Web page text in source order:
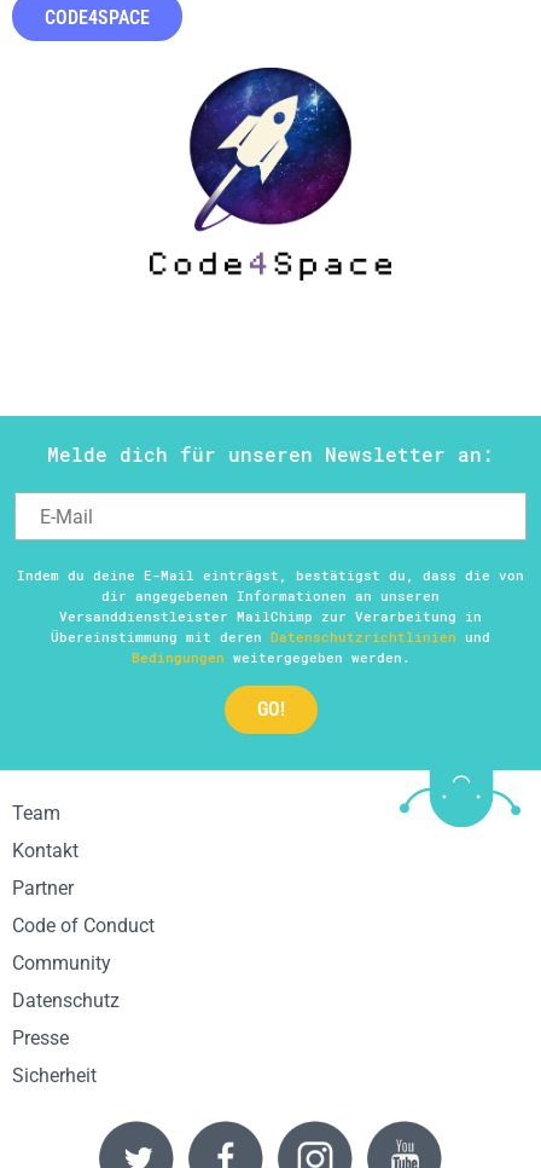
CODE4SPACE
Melde dich für unseren Newsletter an:
Indem du deine E-Mail einträgst, bestätigst du, dass die von
dir angegebenen Informationen an unseren
Versanddienstleister MailChimp zur Verarbeitung in
Übereinstimmung mit deren Datenschutzrichtlinien und
Bedingungen weitergegeben werden.
Team
Kontakt
Partner
Code of Conduct
Community
Datenschutz
Presse
Sicherheit